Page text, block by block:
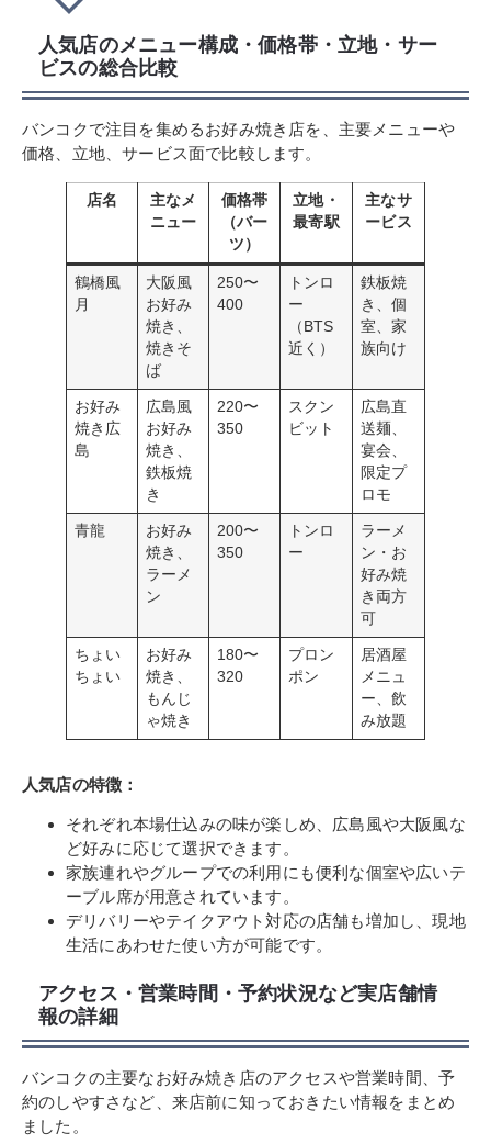
人気店のメニュー構成・価格帯・立地・サー
ビスの総合比較
バンコクで注目を集めるお好み焼き店を、主要メニューや
価格、立地、サービス面で比較します。
店名
主なメ
ニュー
価格帯
（バー
ツ）
立地・
最寄駅
主なサ
ービス
鶴橋風
月
大阪風
お好み
焼き、
焼きそ
ば
250〜
400
トンロ
ー
（BTS
近く）
鉄板焼
き、個
室、家
族向け
お好み
焼き広
島
広島風
お好み
焼き、
鉄板焼
き
220〜
350
スクン
ビット
広島直
送麺、
宴会、
限定プ
ロモ
青龍
お好み
焼き、
ラーメ
ン
200〜
350
トンロ
ー
ラーメ
ン・お
好み焼
き両方
可
ちょい
ちょい
お好み
焼き、
もんじ
ゃ焼き
180〜
320
プロン
ポン
居酒屋
メニュ
ー、飲
み放題
人気店の特徴：
それぞれ本場仕込みの味が楽しめ、広島風や大阪風な
ど好みに応じて選択できます。
家族連れやグループでの利用にも便利な個室や広いテ
ーブル席が用意されています。
デリバリーやテイクアウト対応の店舗も増加し、現地
生活にあわせた使い方が可能です。
アクセス・営業時間・予約状況など実店舗情
報の詳細
バンコクの主要なお好み焼き店のアクセスや営業時間、予
約のしやすさなど、来店前に知っておきたい情報をまとめ
ました。